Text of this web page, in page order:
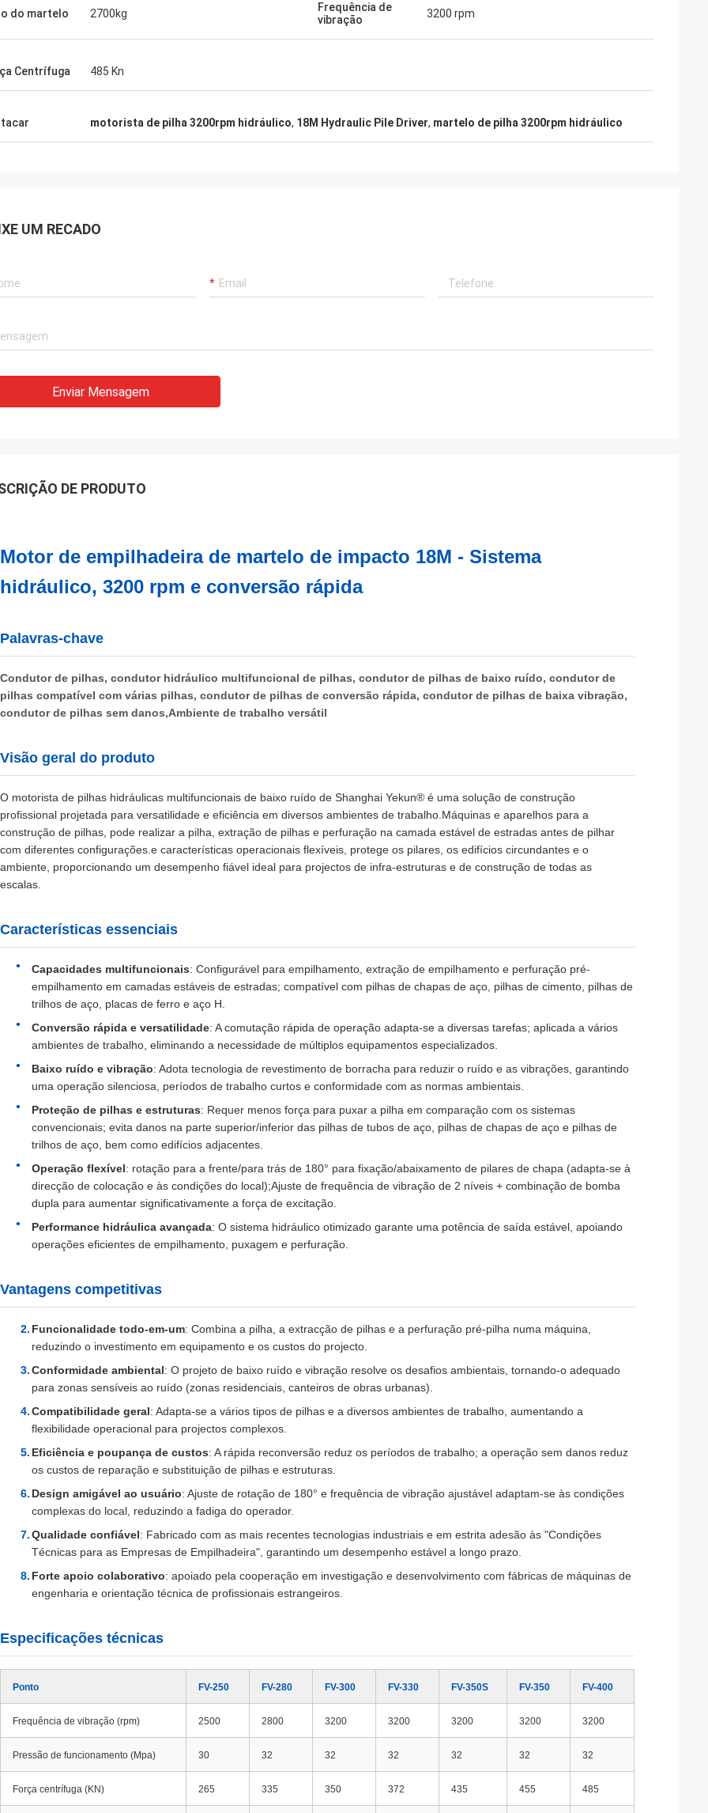
do martelo 2700kg
Frequência de
vibração
3200 rpm
Centrífuga 485 Kn
motorista de pilha 3200rpm hidráulico, 18M Hydraulic Pile Driver, martelo de pilha 3200rpm hidráulico
UM RECADO
Enviar Mensagem
DE PRODUTO
Motor de empilhadeira de martelo de impacto 18M - Sistema
hidráulico, 3200 rpm e conversão rápida
Palavras-chave
Condutor de pilhas, condutor hidráulico multifuncional de pilhas, condutor de pilhas de baixo ruído, condutor de
pilhas compatível com várias pilhas, condutor de pilhas de conversão rápida, condutor de pilhas de baixa vibração,
condutor de pilhas sem danos,Ambiente de trabalho versátil
Visão geral do produto
O motorista de pilhas hidráulicas multifuncionais de baixo ruído de Shanghai Yekun® é uma solução de construção
profissional projetada para versatilidade e eficiência em diversos ambientes de trabalho.Máquinas e aparelhos para a
construção de pilhas, pode realizar a pilha, extração de pilhas e perfuração na camada estável de estradas antes de pilhar
com diferentes configurações.e características operacionais flexíveis, protege os pilares, os edifícios circundantes e o
ambiente, proporcionando um desempenho fiável ideal para projectos de infra-estruturas e de construção de todas as
escalas.
Características essenciais
Capacidades multifuncionais: Configurável para empilhamento, extração de empilhamento e perfuração pré-
empilhamento em camadas estáveis de estradas; compatível com pilhas de chapas de aço, pilhas de cimento, pilhas de
trilhos de aço, placas de ferro e aço H.
Conversão rápida e versatilidade: A comutação rápida de operação adapta-se a diversas tarefas; aplicada a vários
ambientes de trabalho, eliminando a necessidade de múltiplos equipamentos especializados.
Baixo ruído e vibração: Adota tecnologia de revestimento de borracha para reduzir o ruído e as vibrações, garantindo
uma operação silenciosa, períodos de trabalho curtos e conformidade com as normas ambientais.
Proteção de pilhas e estruturas: Requer menos força para puxar a pilha em comparação com os sistemas
convencionais; evita danos na parte superior/inferior das pilhas de tubos de aço, pilhas de chapas de aço e pilhas de
trilhos de aço, bem como edifícios adjacentes.
Operação flexível: rotação para a frente/para trás de 180° para fixação/abaixamento de pilares de chapa (adapta-se à
direcção de colocação e às condições do local);Ajuste de frequência de vibração de 2 níveis + combinação de bomba
dupla para aumentar significativamente a força de excitação.
Performance hidráulica avançada: O sistema hidráulico otimizado garante uma potência de saída estável, apoiando
operações eficientes de empilhamento, puxagem e perfuração.
Vantagens competitivas
Funcionalidade todo-em-um: Combina a pilha, a extracção de pilhas e a perfuração pré-pilha numa máquina,
reduzindo o investimento em equipamento e os custos do projecto.
Conformidade ambiental: O projeto de baixo ruído e vibração resolve os desafios ambientais, tornando-o adequado
para zonas sensíveis ao ruído (zonas residenciais, canteiros de obras urbanas).
Compatibilidade geral: Adapta-se a vários tipos de pilhas e a diversos ambientes de trabalho, aumentando a
flexibilidade operacional para projectos complexos.
Eficiência e poupança de custos: A rápida reconversão reduz os períodos de trabalho; a operação sem danos reduz
os custos de reparação e substituição de pilhas e estruturas.
Design amigável ao usuário: Ajuste de rotação de 180° e frequência de vibração ajustável adaptam-se às condições
complexas do local, reduzindo a fadiga do operador.
Qualidade confiável: Fabricado com as mais recentes tecnologias industriais e em estrita adesão às "Condições
Técnicas para as Empresas de Empilhadeira", garantindo um desempenho estável a longo prazo.
Forte apoio colaborativo: apoiado pela cooperação em investigação e desenvolvimento com fábricas de máquinas de
engenharia e orientação técnica de profissionais estrangeiros.
Especificações técnicas
Ponto FV-250 FV-280 FV-300 FV-330 FV-350S FV-350 FV-400
Frequência de vibração (rpm) 2500 2800 3200 3200 3200 3200 3200
Pressão de funcionamento (Mpa) 30 32 32 32 32 32 32
Força centrífuga (KN) 265 335 350 372 435 455 485